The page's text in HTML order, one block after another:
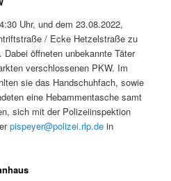
Uhr, und dem 23.08.2022,
/ Ecke Hetzelstraße zu
öffneten unbekannte Täter
verschlossenen PKW. Im
sie das Handschuhfach, sowie
eine Hebammentasche samt
sich mit der Polizeiinspektion
pispeyer@polizei.rlp.de in